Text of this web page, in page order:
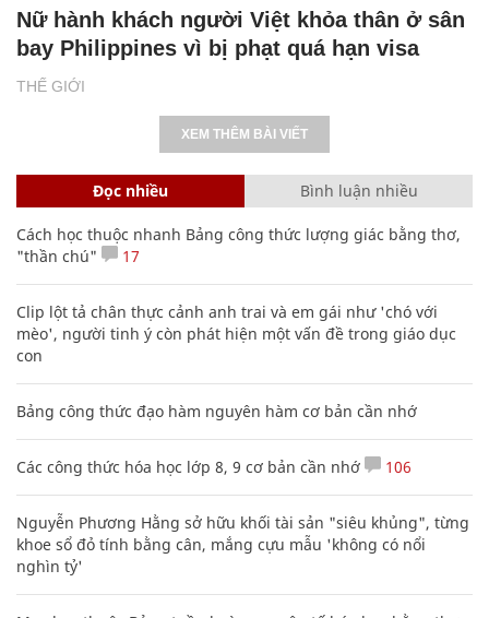
THẾ GIỚI
Nữ hành khách người Việt khỏa thân ở sân
bay Philippines vì bị phạt quá hạn visa
XEM THÊM BÀI VIẾT
Đọc nhiều Bình luận nhiều
Cách học thuộc nhanh Bảng công thức lượng giác bằng thơ,
"thần chú"
17
Clip lột tả chân thực cảnh anh trai và em gái như 'chó với
mèo', người tinh ý còn phát hiện một vấn đề trong giáo dục
con
Bảng công thức đạo hàm nguyên hàm cơ bản cần nhớ
Các công thức hóa học lớp 8, 9 cơ bản cần nhớ 106
Nguyễn Phương Hằng sở hữu khối tài sản "siêu khủng", từng
khoe sổ đỏ tính bằng cân, mắng cựu mẫu 'không có nổi
nghìn tỷ'